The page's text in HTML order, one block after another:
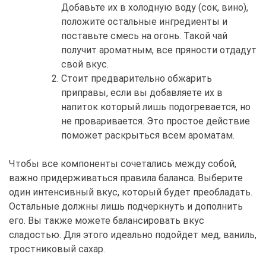
Добавьте их в холодную воду (сок, вино),
положите остальные ингредиенты и
поставьте смесь на огонь. Такой чай
получит ароматным, все пряности отдадут
свой вкус.
Стоит предварительно обжарить
приправы, если вы добавляете их в
напиток который лишь подогревается, но
не проваривается. Это простое действие
поможет раскрыться всем ароматам.
Чтобы все компоненты сочетались между собой,
важно придерживаться правила баланса. Выберите
один интенсивный вкус, который будет преобладать.
Остальные должны лишь подчеркнуть и дополнить
его. Вы также можете балансировать вкус
сладостью. Для этого идеально подойдет мед, ваниль,
тростниковый сахар.